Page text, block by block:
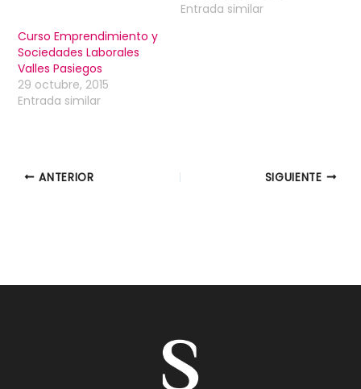
Entrada similar
Curso Emprendimiento y
Sociedades Laborales
Valles Pasiegos
29 octubre, 2015
Entrada similar
ANTERIOR SIGUIENTE